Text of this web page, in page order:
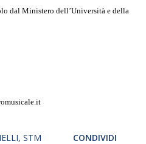
dal Ministero dell’Università e della
STM CONDIVIDI